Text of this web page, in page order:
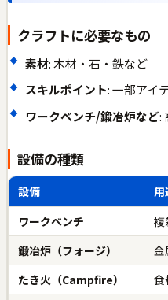
クラフトに必要なもの
素材: 木材・石・鉄など
スキルポイント: 一部アイ
ワークベンチ/鍛冶炉など:
設備の種類
設備
用
ワークベンチ
複
鍛冶炉（フォージ）
金
たき火（Campfire）
食